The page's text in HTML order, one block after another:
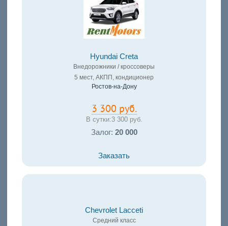
Hyundai Creta
Внедорожники / кроссоверы
5 мест, АКПП, кондиционер
Ростов-на-Дону
3 300 руб.
В сутки:3 300 руб.
Залог: 20 000
Заказать
Chevrolet Lacceti
Средний класс